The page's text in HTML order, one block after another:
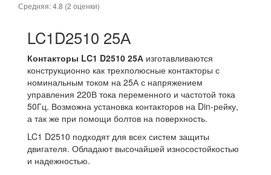
Средняя:4.8 (2 оценки)
LC1D2510 25А
Контакторы LC1 D2510 25А изготавливаются
конструкционно как трехполюсные контакторы с
номинальным током на 25А с напряжением
управления 220В тока переменного и частотой тока
50Гц. Возможна установка контакторов на Din-рейку,
а так же при помощи болтов на поверхность.
LC1 D2510 подходят для всех систем защиты
двигателя. Обладают высочайшей износостойкостью
и надежностью.